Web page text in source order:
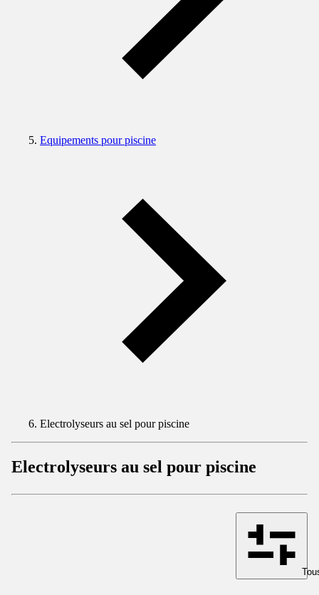
Equipements pour piscine
Electrolyseurs au sel pour piscine
Electrolyseurs au sel pour piscine